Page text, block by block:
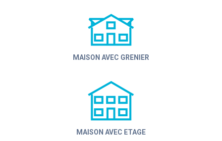
MAISON AVEC GRENIER
MAISON AVEC ETAGE